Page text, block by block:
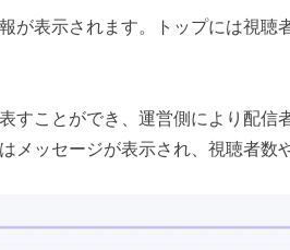
が表示されます。トップには視
ことができ、運営側により配信
メッセージが表示され、視聴者